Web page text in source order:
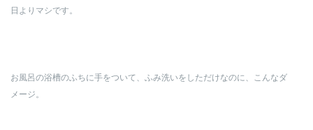
日よりマシです。
お風呂の浴槽のふちに手をついて、ふみ洗いをしただけなのに、こんなダ
メージ。